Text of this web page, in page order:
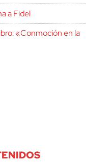
a Fidel
«Conmoción en la